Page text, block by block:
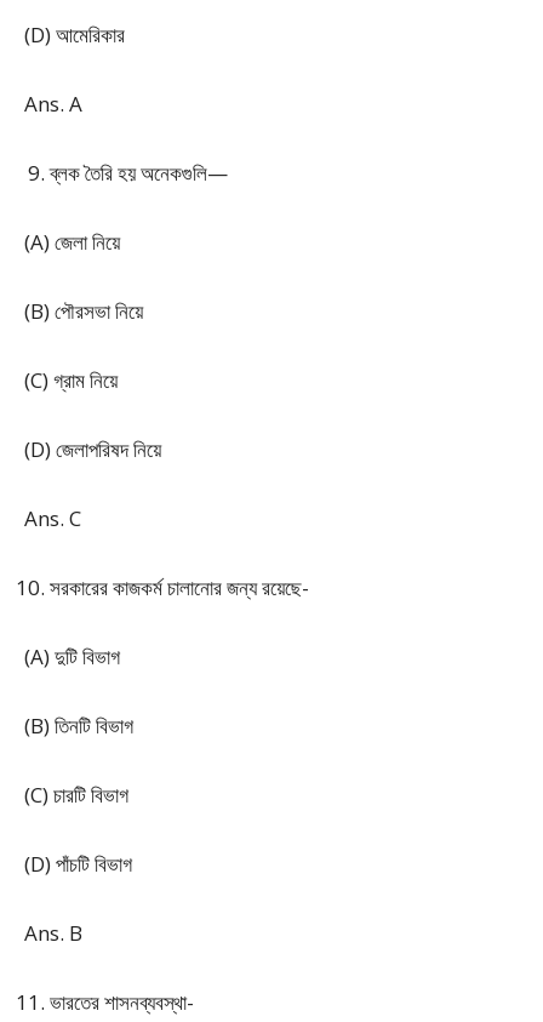
(D) আমেরিকার
Ans. A
ব্লক তৈরি হয় অনেকগুলি—
(A) জেলা নিয়ে
(B) পৌরসভা নিয়ে
(C) গ্রাম নিয়ে
(D) জেলাপরিষদ নিয়ে
Ans. C
সরকারের কাজকর্ম চালানোর জন্য রয়েছে-
(A) দুটি বিভাগ
(B) তিনটি বিভাগ
(C) চারটি বিভাগ
(D) পাঁচটি বিভাগ
Ans. B
ভারতের শাসনব্যবস্থা-